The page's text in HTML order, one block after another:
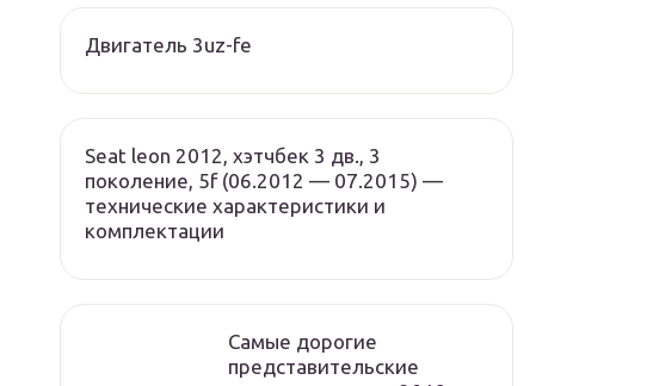
Двигатель 3uz-fe
Seat leon 2012, хэтчбек 3 дв., 3
поколение, 5f (06.2012 — 07.2015) —
технические характеристики и
комплектации
Cамые дорогие
представительские